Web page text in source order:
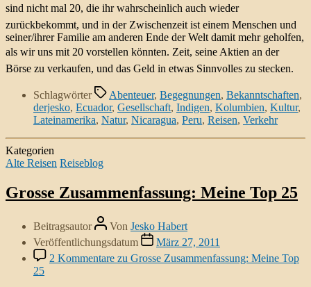
sind nicht mal 20, die ihr wahrscheinlich auch wieder
zurückbekommt, und in der Zwischenzeit ist einem Menschen und
seiner/ihrer Familie am anderen Ende der Welt damit mehr geholfen,
als wir uns mit 20 vorstellen könnten. Zeit, seine Aktien an der
Börse zu verkaufen, und das Geld in etwas Sinnvolles zu stecken.
Schlagwörter Abenteuer, Begegnungen, Bekanntschaften,
derjesko, Ecuador, Gesellschaft, Indigen, Kolumbien, Kultur,
Lateinamerika, Natur, Nicaragua, Peru, Reisen, Verkehr
Kategorien
Alte Reisen Reiseblog
Grosse Zusammenfassung: Meine Top 25
Beitragsautor Von Jesko Habert
Veröffentlichungsdatum
März 27, 2011
2 Kommentare zu Grosse Zusammenfassung: Meine Top
25